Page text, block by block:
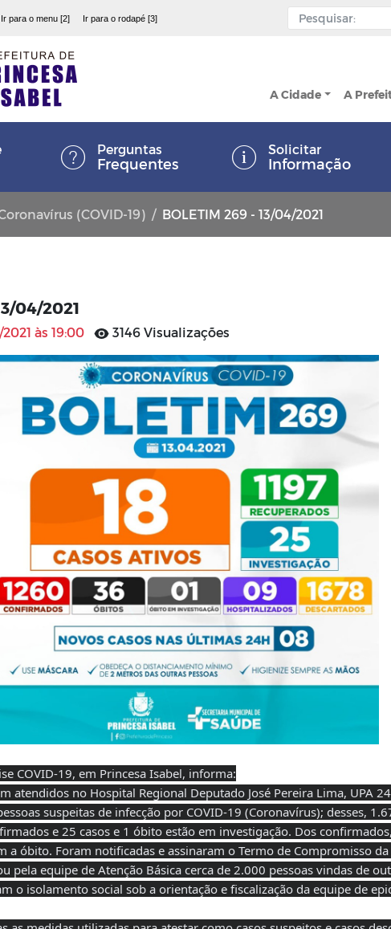
Ir para o menu [2] Ir para o rodapé [3]
A Cidade A
Perguntas
Frequentes
Solicitar
Informação
(COVID-19) BOLETIM 269 - 13/04/2021
04/2021
às 19:00 3146 Visualizações
COVID-19, em Princesa Isabel, informa:
atendidos no Hospital Regional Deputado José Pereira Lima, UPA
suspeitas de infecção por COVID-19 (Coronavírus); desses,
e 25 casos e 1 óbito estão em investigação. Dos
a óbito. Foram notificadas e assinaram o Termo de Compromisso
pela equipe de Atenção Básica cerca de 2.000 pessoas vindas de
o isolamento social sob a orientação e fiscalização da equipe de